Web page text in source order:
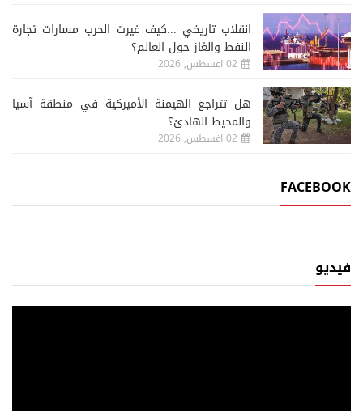
انقلاب تاريخي ...كيف غيرت الحرب مسارات تجارة
النفط والغاز حول العالم؟
02 اغسطس, 2026
هل تتراجع الهيمنة الأميركية في منطقة آسيا
والمحيط الهادئ؟
02 اغسطس, 2026
FACEBOOK
فيديو